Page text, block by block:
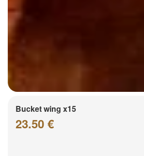
Bucket wing x15
23.50 €